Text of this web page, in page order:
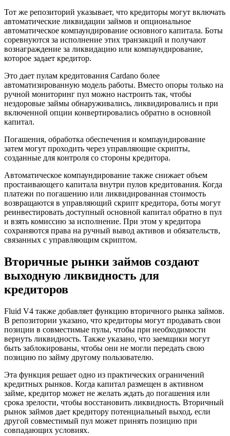
Тот же репозиторий указывает, что кредиторы могут включать
автоматические ликвидации займов и опциональное
автоматическое компаундирование основного капитала. Боты
соревнуются за исполнение этих транзакций и получают
вознаграждение за ликвидацию или компаундирование,
которое задает кредитор.
Это дает пулам кредитования Cardano более
автоматизированную модель работы. Вместо опоры только на
ручной мониторинг пул можно настроить так, чтобы
нездоровые займы обнаруживались, ликвидировались и при
включенной опции конвертировались обратно в основной
капитал.
Погашения, обработка обеспечения и компаундирование
затем могут проходить через управляющие скрипты,
созданные для контроля со стороны кредитора.
Автоматическое компаундирование также снижает объем
простаивающего капитала внутри пулов кредитования. Когда
платежи по погашению или ликвидированная стоимость
возвращаются в управляющий скрипт кредитора, боты могут
реинвестировать доступный основной капитал обратно в пул
и взять комиссию за исполнение. При этом у кредитора
сохраняются права на ручный вывод активов и обязательств,
связанных с управляющим скриптом.
Вторичные рынки займов создают
выходную ликвидность для
кредиторов
Fluid V4 также добавляет функцию вторичного рынка займов.
В репозитории указано, что кредиторы могут продавать свои
позиции в совместимые пулы, чтобы при необходимости
вернуть ликвидность. Также указано, что заемщики могут
быть заблокированы, чтобы они не могли передать свою
позицию по займу другому пользователю.
Эта функция решает одно из практических ограничений
кредитных рынков. Когда капитал размещен в активном
займе, кредитор может не желать ждать до погашения или
срока зрелости, чтобы восстановить ликвидность. Вторичный
рынок займов дает кредитору потенциальный выход, если
другой совместимый пул может принять позицию при
совпадающих условиях.